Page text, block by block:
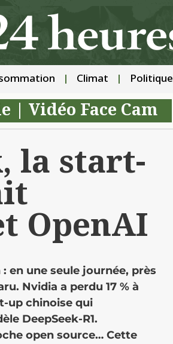
Climat Politique
Vidéo Face Cam
la start-
OpenAI
en une seule journée, près
Nvidia a perdu 17 % à
up chinoise qui
DeepSeek-R1.
open source… Cette